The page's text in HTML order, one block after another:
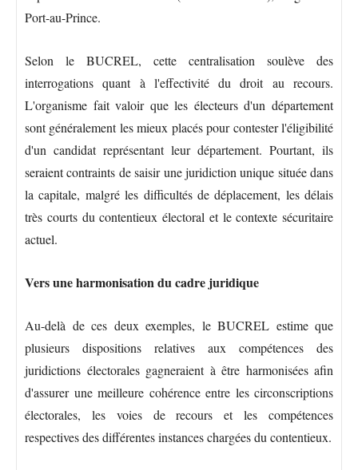
Port-au-Prince.
Selon le BUCREL, cette centralisation soulève des
interrogations quant à l'effectivité du droit au recours.
L'organisme fait valoir que les électeurs d'un département
sont généralement les mieux placés pour contester l'éligibilité
d'un candidat représentant leur département. Pourtant, ils
seraient contraints de saisir une juridiction unique située dans
la capitale, malgré les difficultés de déplacement, les délais
très courts du contentieux électoral et le contexte sécuritaire
actuel.
Vers une harmonisation du cadre juridique
Au-delà de ces deux exemples, le BUCREL estime que
plusieurs dispositions relatives aux compétences des
juridictions électorales gagneraient à être harmonisées afin
d'assurer une meilleure cohérence entre les circonscriptions
électorales, les voies de recours et les compétences
respectives des différentes instances chargées du contentieux.